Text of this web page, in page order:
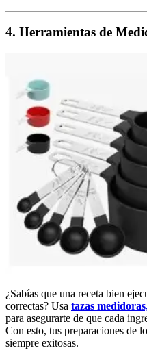
4. Herramientas de
¿Sabías que una receta bien
correctas? Usa tazas
para asegurarte de que cada
Con esto, tus preparaciones de
siempre exitosas.